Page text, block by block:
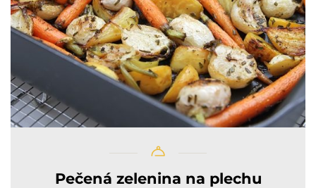
Pečená zelenina na plechu